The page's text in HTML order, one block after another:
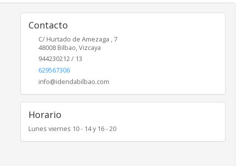
Contacto
C/ Hurtado de Amezaga , 7
48008 Bilbao,Vizcaya
944230212 / 13
629567306
info@idendabilbao.com
Horario
Lunes viernes 10 - 14 y 16 - 20